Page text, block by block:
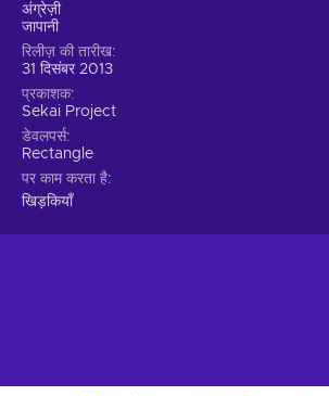
अंग्रेज़ी
जापानी
रिलीज़ की तारीख
31 दिसंबर 2013
प्रकाशक
Sekai Project
डेवलपर्स
Rectangle
पर काम करता है
खिड़कियाँ